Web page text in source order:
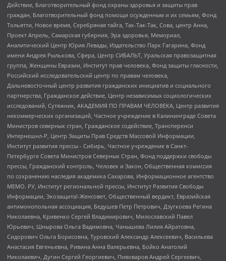
Действие, Благотворительный фонд охраны здоровья и защиты прав
граждан, Благотворительный фонд помощи осужденным и их семьям, Фонд
Тольятти, Новое время, Серебряная тайга, Так-Так-Так, Сова, центр Анна,
Проект Апрель, Самарская губерния, Эра здоровья, Мемориал,
Аналитический Центр Юрия Левады, Издательство Парк Гагарина, Фонд
имени Андрея Рылькова, Сфера, Центр СИБАЛЬТ, Уральская правозащитная
группа, Женщины Евразии, Институт прав человека, Фонд защиты гласности,
Российский исследовательский центр по правам человека,
Дальневосточный центр развития гражданских инициатив и социального
партнерства, Гражданское действие, Центр независимых социологических
исследований, Сутяжник, АКАДЕМИЯ ПО ПРАВАМ ЧЕЛОВЕКА, Центр развития
некоммерческих организаций, Частное учреждение в Калининграде Совета
Министров северных стран, Гражданское содействие, Трансперенси
Интернешнл-Р, Центр Защиты Прав Средств Массовой Информации,
Институт развития прессы - Сибирь, Частное учреждение в Санкт-
Петербурге Совета Министров Северных Стран, Фонд поддержки свободы
прессы, Гражданский контроль, Человек и Закон, Общественная комиссия
по сохранению наследия академика Сахарова, Информационное агентство
МЕМО. РУ, Институт региональной прессы, Институт Развития Свободы
Информации, Экозащита!-Женсовет, Общественный вердикт, Евразийская
антимонопольная ассоциация, Бедушев Петр Петрович, Дзугкоева Регина
Николаевна, Кривенко Сергей Владимирович, Милославский Павел
Юрьевич, Шнырова Ольга Вадимовна, Чанышева Лилия Айратовна,
Сидорович Ольга Борисовна, Туровский Александр Алексеевич, Васильева
Анастасия Евгеньевна, Ривина Анна Валерьевна, Бойко Анатолий
Николаевич, Дугин Сергей Георгиевич, Пивоваров Андрей Сергеевич,